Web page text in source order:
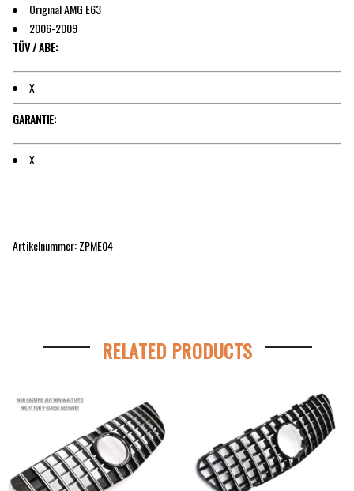
Original AMG E63
2006-2009
TÜV / ABE:
X
GARANTIE:
X
Artikelnummer: ZPME04
RELATED PRODUCTS